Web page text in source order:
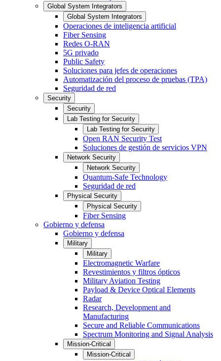
Global System Integrators
Global System Integrators
Operaciones de inteligencia artificial
Fiber Sensing
Redes O-RAN
5G privado
Public Safety
Soluciones para jefes de operaciones
Automatización del proceso de pruebas (TPA)
Seguridad de red
Security
Security
Lab Testing for Security
Lab Testing for Security
Open RAN Security Test
Soluciones de gestión de servicios VPN
Network Security
Network Security
Quantum-Safe Technology
Seguridad de red
Physical Security
Physical Security
Fiber Sensing
Gobierno y defensa
Gobierno y defensa
Military
Military
Electromagnetic Warfare
Revestimientos y filtros ópticos
Military Aviation Testing
Payload & Device Optical Elements
Radar
Research, Development and
Manufacturing
Secure and Reliable Communications
Spectrum Monitoring and Signal Analysis
Mission-Critical
Mission-Critical